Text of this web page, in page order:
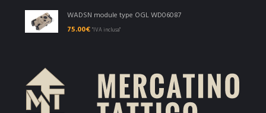
WADSN module type OGL WD06087
75.00€ "IVA inclusa"